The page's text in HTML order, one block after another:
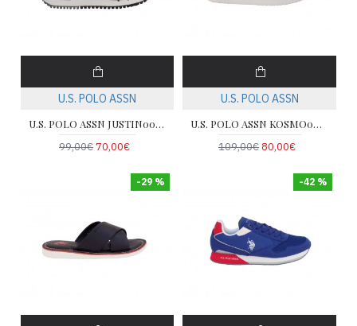
U.S. POLO ASSN
U.S. POLO ASSN JUSTIN001A-GRY
99,00€70,00€
U.S. POLO ASSN
U.S. POLO ASSN KOSMO001-CLUB-WHI
109,00€80,00€
-29 % -42 %